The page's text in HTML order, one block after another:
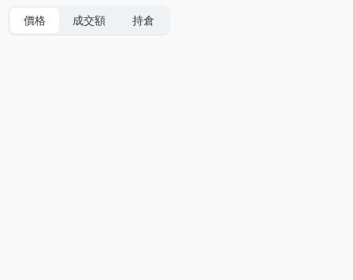
價格 成交額 持倉